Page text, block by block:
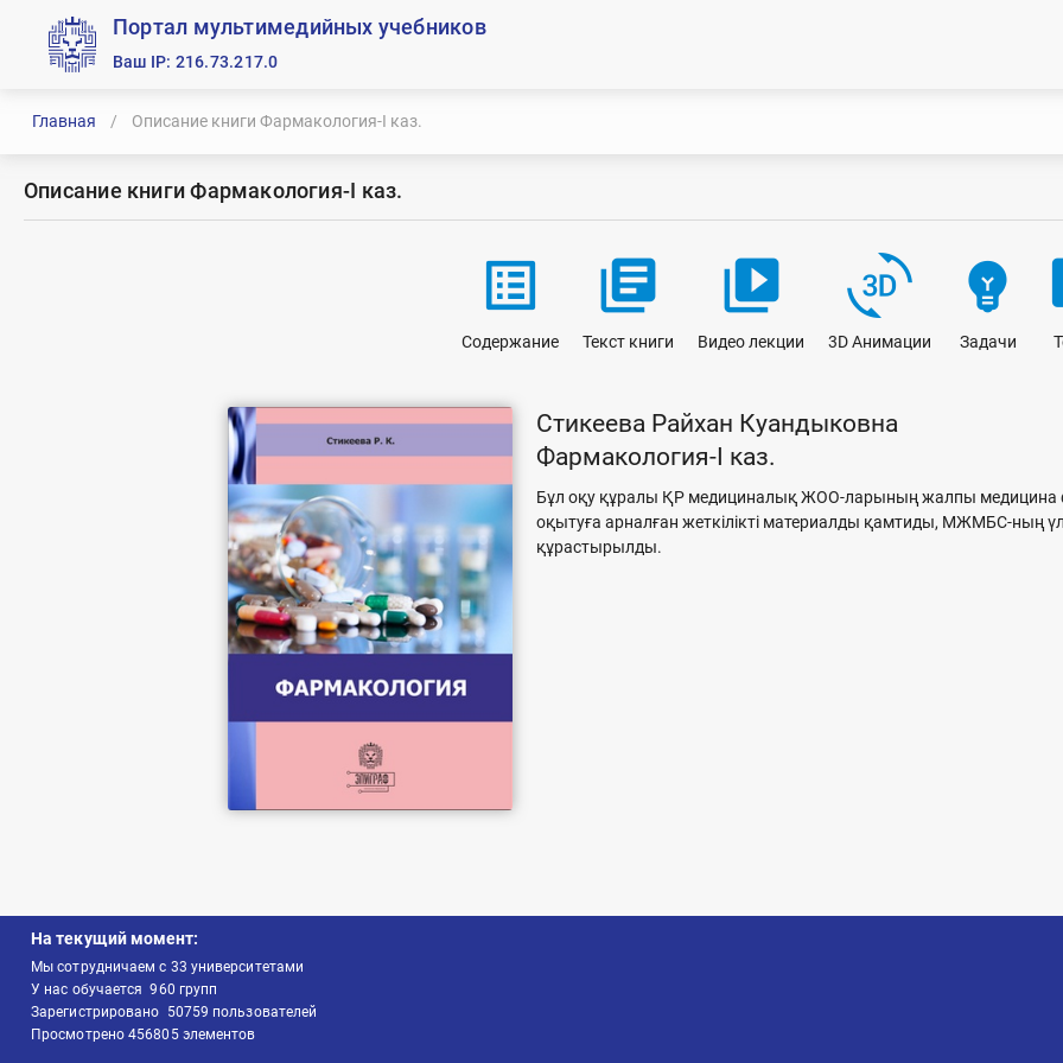
Портал мультимедийных учебников
Ваш IP: 216.73.217.0
Главная / Описание книги Фармакология-I каз.
Описание книги Фармакология-I каз.
list_alt
Содержание
library_books
Текст книги
video_library
Видео лекции
3d_rotation
3D Анимации
emoji_objects
Задачи
Стикеева Райхан Куандыковна
Фармакология-I каз.
Бұл оқу құралы ҚР медициналық ЖОО-ларының жалпы медицина
оқытуға арналған жеткiлiктi материалды қамтиды, МЖМБС-ның
құрастырылды.
На текущий момент:
Мы сотрудничаем с 33 университетами
У нас обучается 960 групп
Зарегистрировано 50759 пользователей
Просмотрено456805элементов